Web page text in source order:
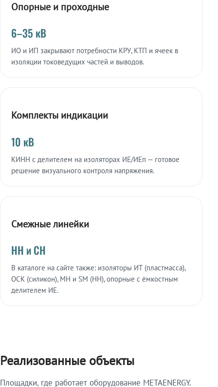
Опорные и проходные
6–35 кВ
ИО и ИП закрывают потребности КРУ, КТП и ячеек в
изоляции токоведущих частей и выводов.
Комплекты индикации
10 кВ
КИНН с делителем на изоляторах ИЕ/ИЕп — готовое
решение визуального контроля напряжения.
Смежные линейки
НН и СН
В каталоге на сайте также: изоляторы ИТ (пластмасса),
ОСК (силикон), МН и SM (НН), опорные с ёмкостным
делителем ИЕ.
Реализованные объекты
Площадки, где работает оборудование METAENERGY.